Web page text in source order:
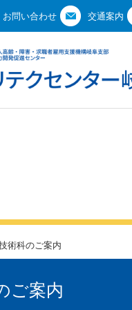
お問い合わせ 交通案内
術科のご案内
ご案内